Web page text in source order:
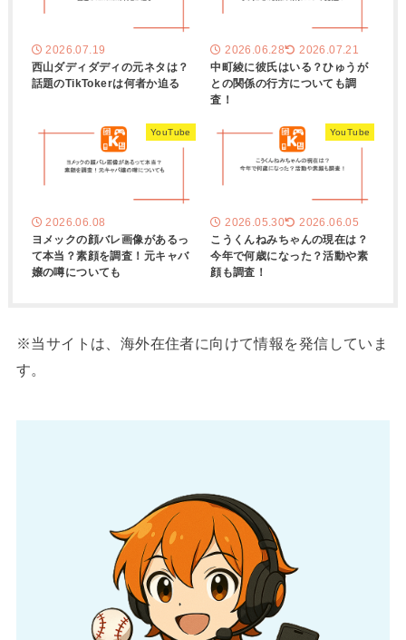
2026.07.19
西山ダディダディの元ネタは？
話題のTikTokerは何者か迫る
2026.06.28 2026.07.21
中町綾に彼氏はいる？ひゅうが
との関係の行方についても調
査！
YouTube
2026.06.08
ヨメックの顔バレ画像があるっ
て本当？素顔を調査！元キャバ
嬢の噂についても
YouTube
2026.05.30 2026.06.05
こうくんねみちゃんの現在は？
今年で何歳になった？活動や素
顔も調査！
※当サイトは、海外在住者に向けて情報を発信していま
す。